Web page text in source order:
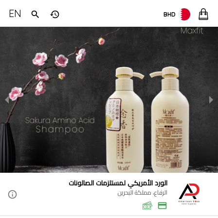
BHD
EN
الورد الأمريكي لمستلزمات الصالونات
الرفاع، مملكة البحرين